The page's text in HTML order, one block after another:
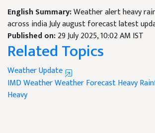
English Summary:Weather alert heavy
across india July august forecast latest
Published on:29 July 2025, 10:02 AM IST
Related Topics
Weather Update
IMD WeatherWeather ForecastHeavy
Heavy